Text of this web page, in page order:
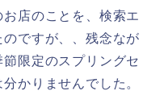
店のことを、検索エ
ですが、、残念なが
限定のスプリングセ
かりませんでした。